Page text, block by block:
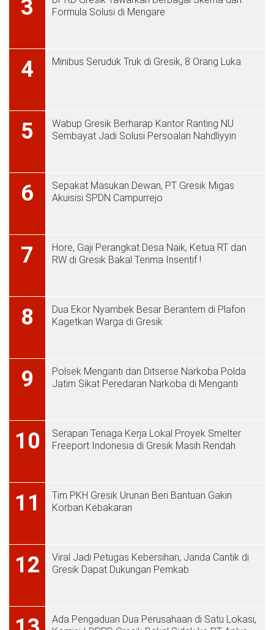
3
Formula Solusi di Mengare
4 Minibus Seruduk Truk di Gresik, 8 Orang Luka
5
Wabup Gresik Berharap Kantor Ranting NU
Sembayat Jadi Solusi Persoalan Nahdliyyin
6
Sepakat Masukan Dewan, PT Gresik Migas
Akuisisi SPDN Campurrejo
7
Hore, Gaji Perangkat Desa Naik, Ketua RT dan
RW di Gresik Bakal Terima Insentif !
8
Dua Ekor Nyambek Besar Berantem di Plafon
Kagetkan Warga di Gresik
9
Polsek Menganti dan Ditserse Narkoba Polda
Jatim Sikat Peredaran Narkoba di Menganti
10
Serapan Tenaga Kerja Lokal Proyek Smelter
Freeport Indonesia di Gresik Masih Rendah
11
Tim PKH Gresik Urunan Beri Bantuan Gakin
Korban Kebakaran
12
Viral Jadi Petugas Kebersihan, Janda Cantik di
Gresik Dapat Dukungan Pemkab
Ada Pengaduan Dua Perusahaan di Satu Lokasi,